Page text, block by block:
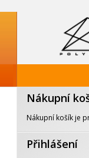
Nákupní
Nákupní košík je
Přihlášení